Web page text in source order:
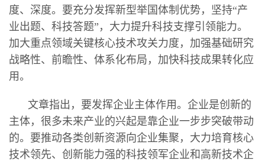
度、深度。要充分发挥新型举国体制优势，坚持“产
业出题、科技答题”，大力提升科技支撑引领能力。
加大重点领域关键核心技术攻关力度，加强基础研究
战略性、前瞻性、体系化布局，加快科技成果转化应
用。
文章指出，要发挥企业主体作用。企业是创新的
主体，很多未来产业的兴起是靠企业一步步突破带动
的。要推动各类创新资源向企业集聚，大力培育核心
技术领先、创新能力强的科技领军企业和高新技术企